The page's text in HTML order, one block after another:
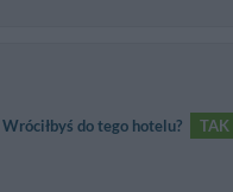
Wróciłbyś do tego hotelu? TAK